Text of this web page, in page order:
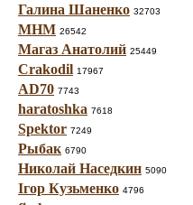
Галина Шаненко 32703
МНМ 26542
Магаз Анатолий 25449
Crakodil 17967
AD70 7743
haratoshka 7618
Spektor 7249
Рыбак 6790
Николай Наседкин 5090
Ігор Кузьменко 4796